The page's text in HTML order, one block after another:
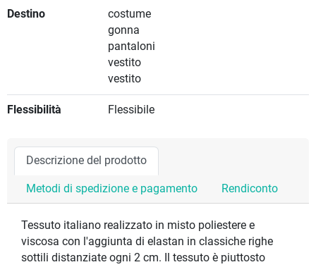
Destino
costume
gonna
pantaloni
vestito
vestito
Flessibilità Flessibile
Descrizione del prodotto
Metodi di spedizione e pagamento Rendiconto
Tessuto italiano realizzato in misto poliestere e
viscosa con l'aggiunta di elastan in classiche righe
sottili distanziate ogni 2 cm. Il tessuto è piuttosto